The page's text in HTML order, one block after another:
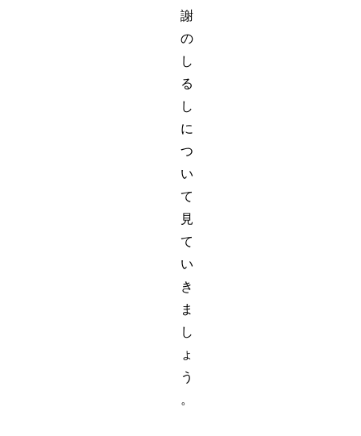
謝
の
し
る
し
に
つ
い
て
見
て
い
き
ま
し
ょ
う
。